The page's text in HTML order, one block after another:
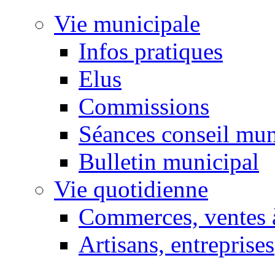
Vie municipale
Infos pratiques
Elus
Commissions
Séances conseil
Bulletin municipal
Vie quotidienne
Commerces, ventes
Artisans, entreprises